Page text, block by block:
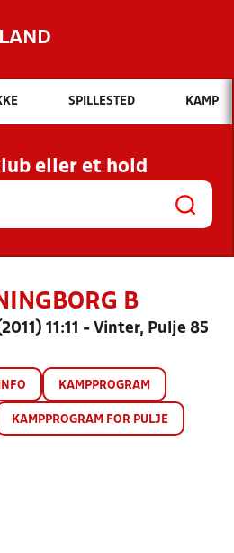
Hvad vil du søge efter?
INDHOLD OG NYHEDER
KLUBBER OG
HOLD
SPILLESTED KAMP
eller et hold
B
11:11 - Vinter, Pulje 85
INFO KAMPPROGRAM
KAMPPROGRAM FOR PULJE